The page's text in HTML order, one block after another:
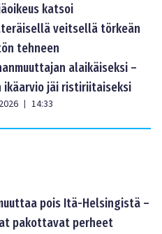
katsoi
veitsellä törkeän
tehneen
alaikäiseksi –
ikäarvio jäi ristiriitaiseksi
| 14:33
pois Itä-Helsingistä –
pakottavat perheet